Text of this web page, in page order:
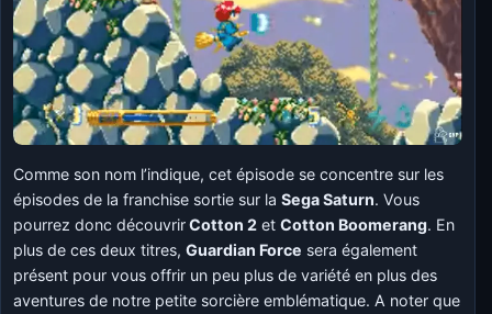
Comme son nom l’indique, cet épisode se concentre sur les
épisodes de la franchise sortie sur laSega Saturn. Vous
pourrez donc découvrirCotton 2 etCotton Boomerang. En
plus de ces deux titres,Guardian Force sera également
présent pour vous offrir un peu plus de variété en plus des
aventures de notre petite sorcière emblématique. A noter que